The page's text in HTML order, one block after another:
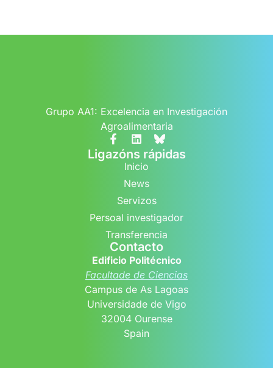
Grupo AA1: Excelencia en Investigación
Agroalimentaria
Ligazóns rápidas
Inicio
News
Servizos
Persoal investigador
Transferencia
Contacto
Edificio Politécnico
Facultade de Ciencias
Campus de As Lagoas
Universidade de Vigo
32004 Ourense
Spain